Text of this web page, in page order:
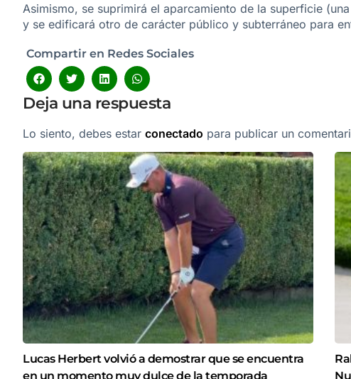
Asimismo, se suprimirá el aparcamiento de la superficie
y se edificará otro de carácter público y subterráneo para
Compartir en Redes Sociales
Deja una respuesta
Lo siento, debes estar conectado para publicar un
Lucas Herbert volvió a demostrar que se encuentra
en un momento muy dulce de la temporada